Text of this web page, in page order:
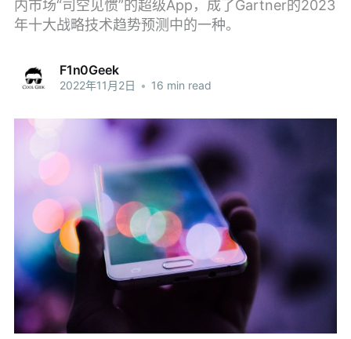
内市场“司空见惯”的超级App，成了Gartner的2023
年十大战略技术趋势预测中的一种。
F1n0Geek
2022年11月2日 • 16 min read